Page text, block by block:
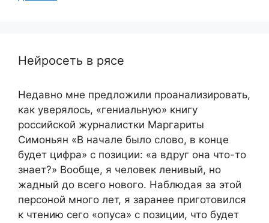
Нейросеть в рясе
Недавно мне предложили проанализировать,
как уверялось, «гениальную» книгу
российской журналистки Маргариты
Симоньян «В начале было слово, в конце
будет цифра» с позиции: «а вдруг она что-то
знает?» Вообще, я человек ленивый, но
жадный до всего нового. Наблюдая за этой
персоной много лет, я заранее приготовился
к чтению сего «опуса» с позиции, что будет